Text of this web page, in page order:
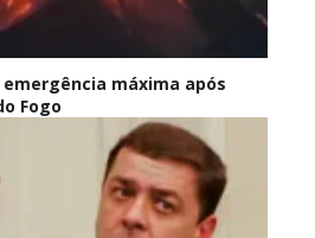
máxima após
Fogo